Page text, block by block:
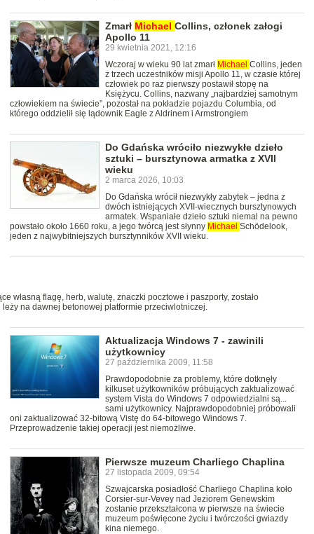
Zmarł Michael Collins, członek załogi
Apollo 11
29 kwietnia 2021, 12:16
Wczoraj w wieku 90 lat zmarł Michael Collins, jeden
z trzech uczestników misji Apollo 11, w czasie której
człowiek po raz pierwszy postawił stopę na
Księżycu. Collins, nazwany „najbardziej samotnym
człowiekiem na świecie”, pozostał na pokładzie pojazdu Columbia, od
którego oddzielił się lądownik Eagle z Aldrinem i Armstrongiem
Do Gdańska wróciło niezwykłe dzieło
sztuki – bursztynowa armatka z XVII
wieku
2 marca 2026, 10:03
Do Gdańska wrócił niezwykły zabytek – jedna z
dwóch istniejących XVII-wiecznych bursztynowych
armatek. Wspaniałe dzieło sztuki niemal na pewno
powstało około 1660 roku, a jego twórcą jest słynny Michael Schödelook,
jeden z najwybitniejszych bursztynników XVII wieku.
własną flagę, herb, walutę, znaczki pocztowe i paszporty, zostało
na dawnej betonowej platformie przeciwlotniczej.
Aktualizacja Windows 7 - zawinili
użytkownicy
27 października 2009, 11:58
Prawdopodobnie za problemy, które dotknęły
kilkuset użytkowników próbujących zaktualizować
system Vista do Windows 7 odpowiedzialni są...
sami użytkownicy. Najprawdopodobniej próbowali
oni zaktualizować 32-bitową Vistę do 64-bitowego Windows 7.
Przeprowadzenie takiej operacji jest niemożliwe.
Pierwsze muzeum Charliego Chaplina
27 listopada 2009, 09:54
Szwajcarska posiadłość Charliego Chaplina koło
Corsier-sur-Vevey nad Jeziorem Genewskim
zostanie przekształcona w pierwsze na świecie
muzeum poświęcone życiu i twórczości gwiazdy
kina niemego.